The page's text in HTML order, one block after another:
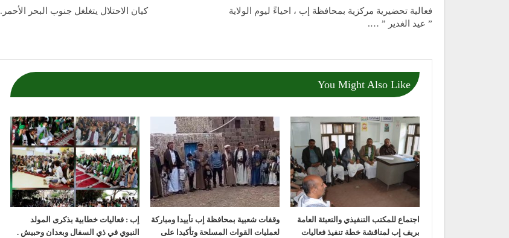
فعالية تحضيرية مركزية بمحافظة إب ، احياءً ليوم الولاية
” عيد الغدير ” ….
كيان الاحتلال يتغلغل جنوب البحر الأحمر.
You Might Also Like
اجتماع للمكتب التنفيذي والتعبئة العامة
بريف إب لمناقشة خطة تنفيذ فعاليات
وقفات شعبية بمحافظة إب تأييدا ومباركة
لعمليات القوات المسلحة وتأكيدا على
إب : فعاليات خطابية بذكرى المولد
النبوي في ذي السفال وبعدان وحبيش .